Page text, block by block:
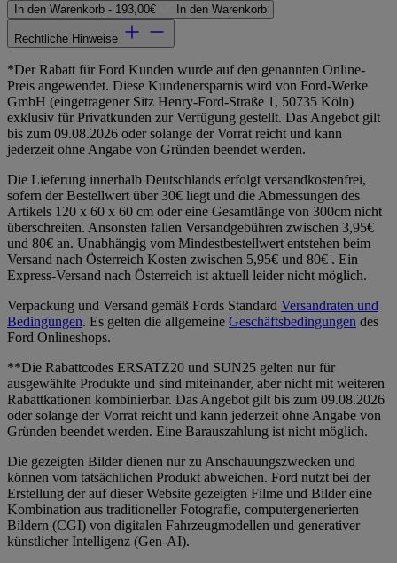
In den Warenkorb - 193,00€ In den Warenkorb
Rechtliche Hinweise
*Der Rabatt für Ford Kunden wurde auf den genannten Online-
Preis angewendet. Diese Kundenersparnis wird von Ford-Werke
GmbH (eingetragener Sitz Henry-Ford-Straße 1, 50735 Köln)
exklusiv für Privatkunden zur Verfügung gestellt. Das Angebot gilt
bis zum 09.08.2026 oder solange der Vorrat reicht und kann
jederzeit ohne Angabe von Gründen beendet werden.
Die Lieferung innerhalb Deutschlands erfolgt versandkostenfrei,
sofern der Bestellwert über 30€ liegt und die Abmessungen des
Artikels 120 x 60 x 60 cm oder eine Gesamtlänge von 300cm nicht
überschreiten. Ansonsten fallen Versandgebühren zwischen 3,95€
und 80€ an. Unabhängig vom Mindestbestellwert entstehen beim
Versand nach Österreich Kosten zwischen 5,95€ und 80€ . Ein
Express-Versand nach Österreich ist aktuell leider nicht möglich.
Verpackung und Versand gemäß Fords Standard Versandraten und
Bedingungen. Es gelten die allgemeine Geschäftsbedingungen des
Ford Onlineshops.
**Die Rabattcodes ERSATZ20 und SUN25 gelten nur für
ausgewählte Produkte und sind miteinander, aber nicht mit weiteren
Rabattkationen kombinierbar. Das Angebot gilt bis zum 09.08.2026
oder solange der Vorrat reicht und kann jederzeit ohne Angabe von
Gründen beendet werden. Eine Barauszahlung ist nicht möglich.
Die gezeigten Bilder dienen nur zu Anschauungszwecken und
können vom tatsächlichen Produkt abweichen. Ford nutzt bei der
Erstellung der auf dieser Website gezeigten Filme und Bilder eine
Kombination aus traditioneller Fotografie, computergenerierten
Bildern (CGI) von digitalen Fahrzeugmodellen und generativer
künstlicher Intelligenz (Gen-AI).